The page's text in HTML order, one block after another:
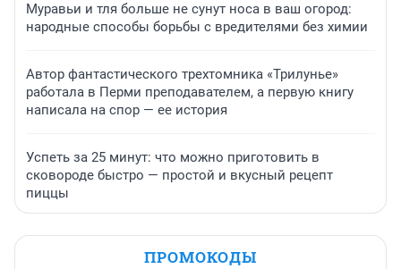
Муравьи и тля больше не сунут носа в ваш огород:
народные способы борьбы с вредителями без химии
Автор фантастического трехтомника «Трилунье»
работала в Перми преподавателем, а первую книгу
написала на спор — ее история
Успеть за 25 минут: что можно приготовить в
сковороде быстро — простой и вкусный рецепт
пиццы
ПРОМОКОДЫ